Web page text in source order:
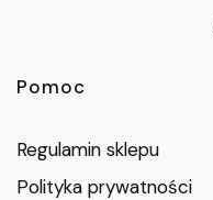
Linki w stopce
Pomoc
Regulamin sklepu
Polityka prywatności